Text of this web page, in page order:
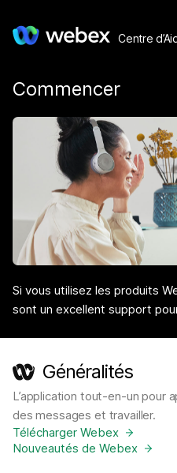
Centre
Commencer
Si vous utilisez les produits
sont un excellent support
Généralités
L’application tout-en-un pour
des messages et travailler.
Télécharger Webex
Nouveautés de Webex